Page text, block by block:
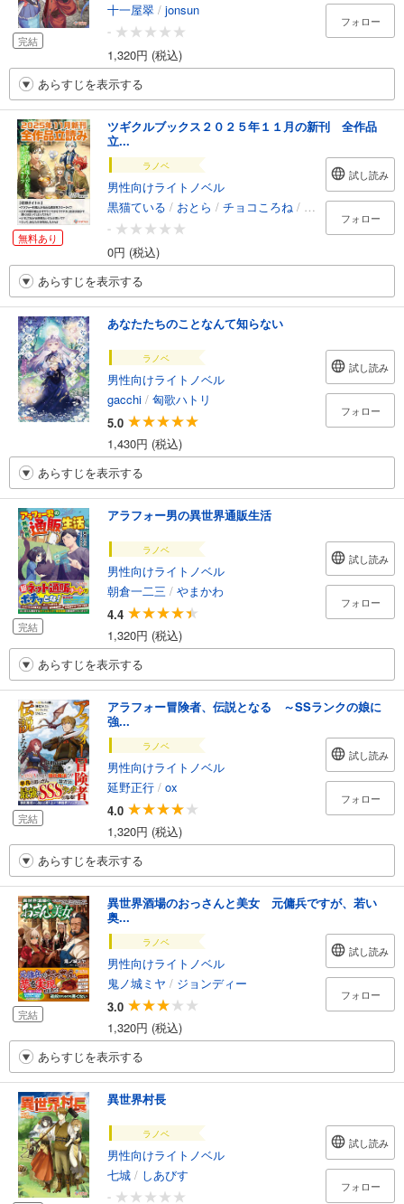
完結
十一屋翠 / jonsun
-
1,320円 (税込)
フォロー
あらすじを表示する
無料あり
ツギクルブックス２０２５年１１月の新刊 全作品
立...
ラノベ
男性向けライトノベル
黒猫ている / おとら / チョコころね / 高瀬船/柳葉キリ
-
0円 (税込)
試し読み
フォロー
あらすじを表示する
あなたたちのことなんて知らない
ラノベ
男性向けライトノベル
gacchi / 匈歌ハトリ
5.0
1,430円 (税込)
試し読み
フォロー
あらすじを表示する
完結
アラフォー男の異世界通販生活
ラノベ
男性向けライトノベル
朝倉一二三 / やまかわ
4.4
1,320円 (税込)
試し読み
フォロー
あらすじを表示する
完結
アラフォー冒険者、伝説となる ～SSランクの娘に
強...
ラノベ
男性向けライトノベル
延野正行 / ox
4.0
1,320円 (税込)
試し読み
フォロー
あらすじを表示する
完結
異世界酒場のおっさんと美女 元傭兵ですが、若い
奥...
ラノベ
男性向けライトノベル
鬼ノ城ミヤ / ジョンディー
3.0
1,320円 (税込)
試し読み
フォロー
あらすじを表示する
異世界村長
ラノベ
男性向けライトノベル
七城 / しあびす
-
試し読み
フォロー